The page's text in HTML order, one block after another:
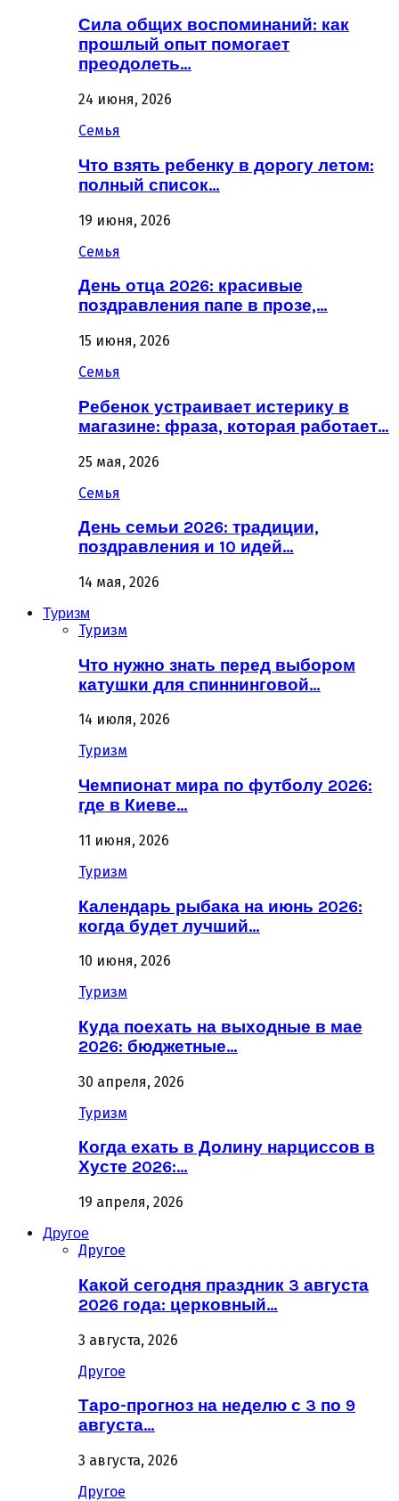
Сила общих воспоминаний: как
прошлый опыт помогает
преодолеть…
24 июня, 2026
Семья
Что взять ребенку в дорогу летом:
полный список…
19 июня, 2026
Семья
День отца 2026: красивые
поздравления папе в прозе,…
15 июня, 2026
Семья
Ребенок устраивает истерику в
магазине: фраза, которая работает…
25 мая, 2026
Семья
День семьи 2026: традиции,
поздравления и 10 идей…
14 мая, 2026
Туризм
Туризм
Что нужно знать перед выбором
катушки для спиннинговой…
14 июля, 2026
Туризм
Чемпионат мира по футболу 2026:
где в Киеве…
11 июня, 2026
Туризм
Календарь рыбака на июнь 2026:
когда будет лучший…
10 июня, 2026
Туризм
Куда поехать на выходные в мае
2026: бюджетные…
30 апреля, 2026
Туризм
Когда ехать в Долину нарциссов в
Хусте 2026:…
19 апреля, 2026
Другое
Другое
Какой сегодня праздник 3 августа
2026 года: церковный…
3 августа, 2026
Другое
Таро-прогноз на неделю с 3 по 9
августа…
3 августа, 2026
Другое